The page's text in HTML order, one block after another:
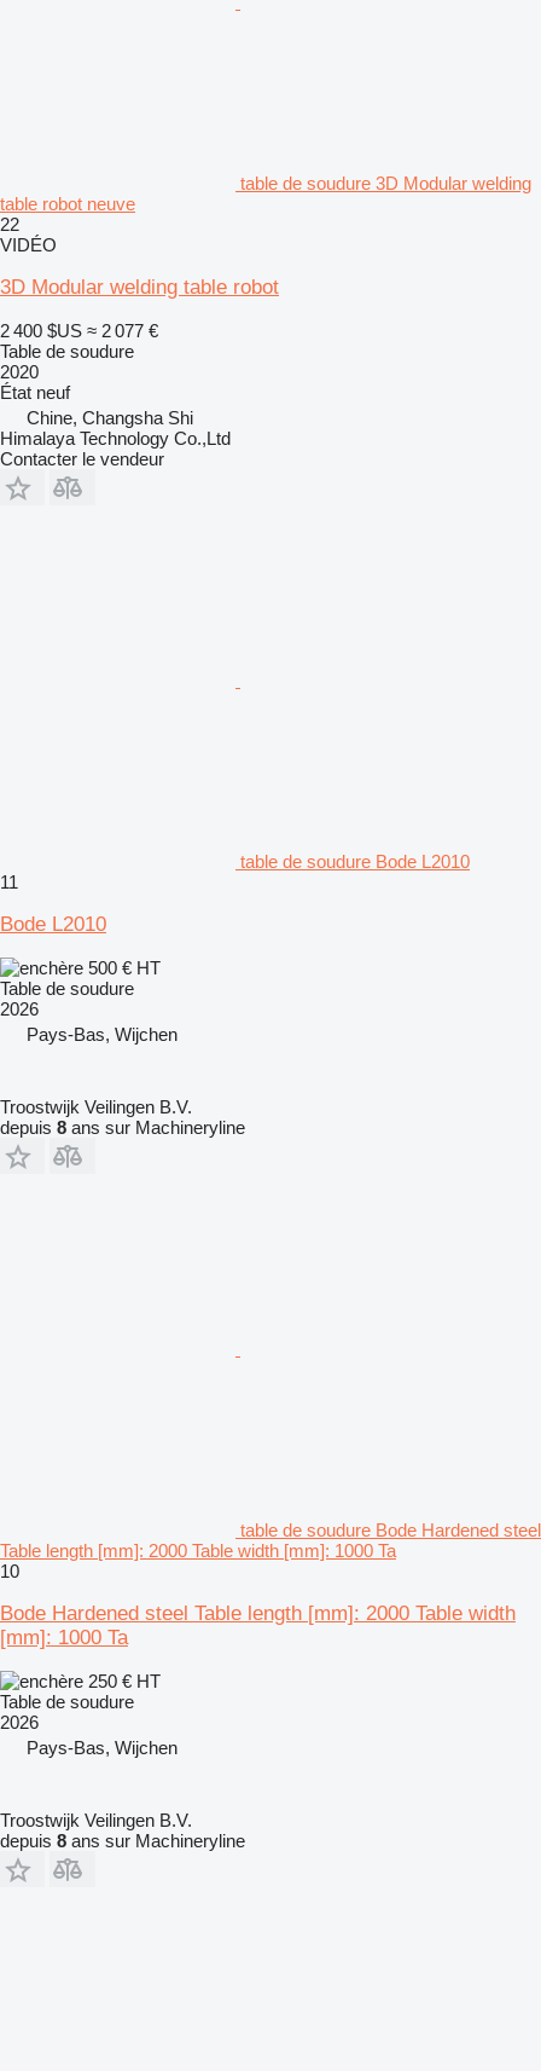
table de soudure 3D Modular welding
table robot neuve
22
VIDÉO
3D Modular welding table robot
2 400 $US ≈ 2 077 €
Table de soudure
2020
État neuf
Chine, Changsha Shi
Himalaya Technology Co.,Ltd
Contacter le vendeur
table de soudure Bode L2010
11
Bode L2010
500 € HT
Table de soudure
2026
Pays-Bas, Wijchen
Troostwijk Veilingen B.V.
depuis 8 ans sur Machineryline
table de soudure Bode Hardened steel
Table length [mm]: 2000 Table width [mm]: 1000 Ta
10
Bode Hardened steel Table length [mm]: 2000 Table width
[mm]: 1000 Ta
250 € HT
Table de soudure
2026
Pays-Bas, Wijchen
Troostwijk Veilingen B.V.
depuis 8 ans sur Machineryline